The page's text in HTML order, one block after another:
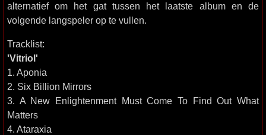
alternatief om het gat tussen het laatste album en de
volgende langspeler op te vullen.
Tracklist:
'Vitriol'
1. Aponia
2. Six Billion Mirrors
3. A New Enlightenment Must Come To Find Out What
Matters
4. Ataraxia